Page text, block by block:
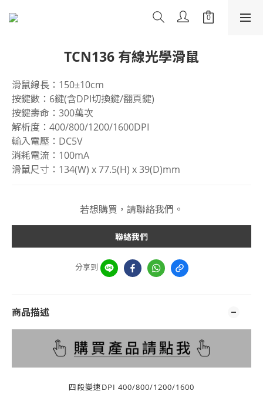
TCN136 有線光學滑鼠
滑鼠線長：150±10cm
按鍵數：6鍵(含DPI切換鍵/翻頁鍵)
按鍵壽命：300萬次
解析度：400/800/1200/1600DPI
輸入電壓：DC5V
消耗電流：100mA
滑鼠尺寸：134(W) x 77.5(H) x 39(D)mm
若想購買，請聯絡我們。
聯絡我們
分享到
商品描述
四段變速DPI 400/800/1200/1600